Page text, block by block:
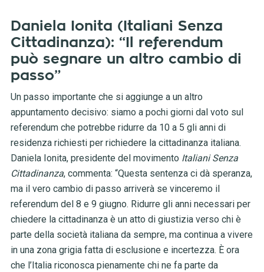
Daniela Ionita (Italiani Senza
Cittadinanza): “Il referendum
può segnare un altro cambio di
passo”
Un passo importante che si aggiunge a un altro
appuntamento decisivo: siamo a pochi giorni dal voto sul
referendum che potrebbe ridurre da 10 a 5 gli anni di
residenza richiesti per richiedere la cittadinanza italiana.
Daniela Ionita, presidente del movimento Italiani Senza
Cittadinanza, commenta: “Questa sentenza ci dà speranza,
ma il vero cambio di passo arriverà se vinceremo il
referendum del 8 e 9 giugno. Ridurre gli anni necessari per
chiedere la cittadinanza è un atto di giustizia verso chi è
parte della società italiana da sempre, ma continua a vivere
in una zona grigia fatta di esclusione e incertezza. È ora
che l’Italia riconosca pienamente chi ne fa parte da